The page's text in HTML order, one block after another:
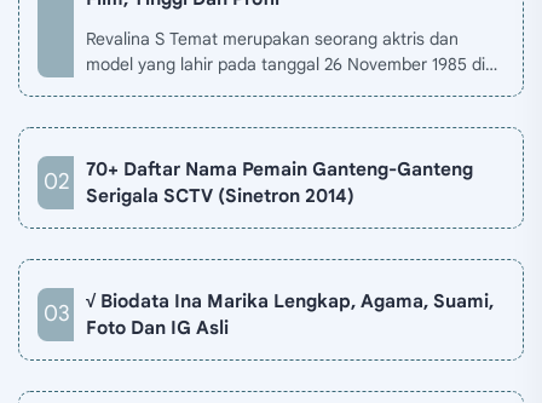
Revalina S Temat merupakan seorang aktris dan
model yang lahir pada tanggal 26 November 1985 di
70+ Daftar Nama Pemain Ganteng-Ganteng
Serigala SCTV (Sinetron 2014)
√ Biodata Ina Marika Lengkap, Agama, Suami,
Foto Dan IG Asli